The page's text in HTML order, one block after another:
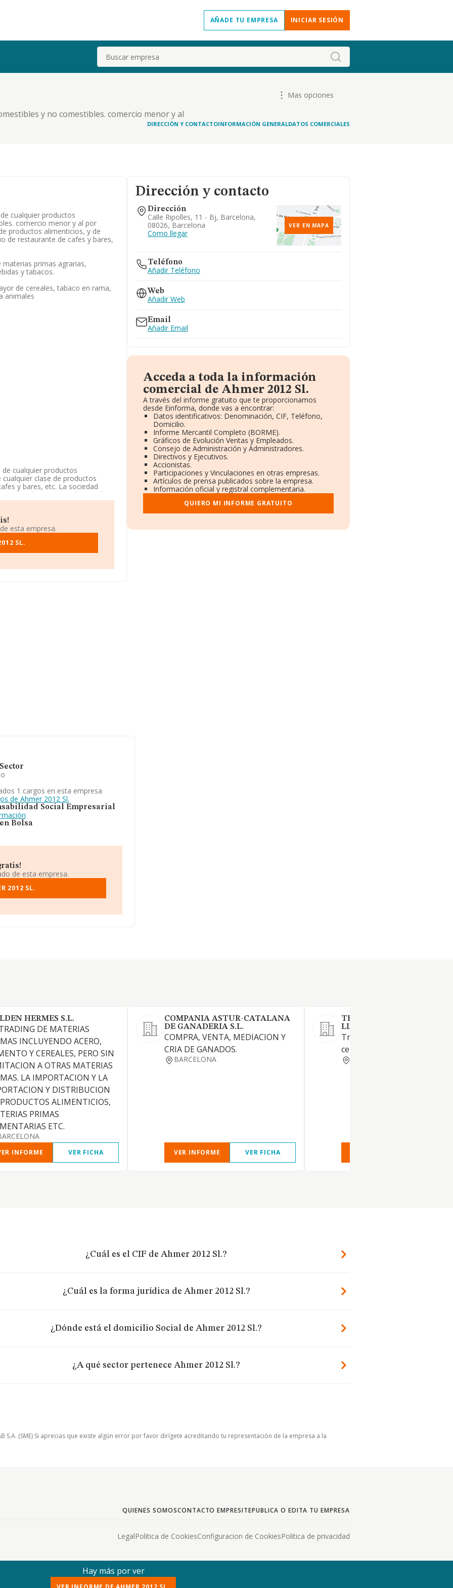
AÑADE TU EMPRESA INICIAR SESIÓN
Buscar
y no comestibles. comercio menor y al
y de bebidas en general, servicio de
Mas opciones
DIRECCIÓN Y CONTACTOINFORMACIÓN GENERALDATOS COMERCIALES
cualquier productos
comercio menor y al por
productos alimenticios, y de
de restaurante de cafes y bares,
primas agrarias,
y tabacos.
de cereales, tabaco en rama,
animales
cualquier productos
clase de productos
y bares, etc. La sociedad
al por mayor de cereales,
La empresa es
Ripolles núm. 11 Bj, (08026),
empresas, a nivel nacional la
con el fin de ampliar la
esta empresa.
SL.
Dirección y contacto
Dirección
Calle Ripolles, 11 - Bj, Barcelona,
08026, Barcelona
Como llegar
VER EN MAPA
Teléfono
Añadir Teléfono
Web
Añadir Web
Email
Añadir Email
Acceda a toda la información
comercial de Ahmer 2012 Sl.
A través del informe gratuito que te proporcionamos
desde Einforma, donde vas a encontrar:
Datos identificativos: Denominación, CIF, Teléfono,
Domicilio.
Informe Mercantil Completo (BORME).
Gráficos de Evolución Ventas y Empleados.
Consejo de Administración y Administradores.
Directivos y Ejecutivos.
Accionistas.
Participaciones y Vinculaciones en otras empresas.
Artículos de prensa publicados sobre la empresa.
Información oficial y registral complementaria.
QUIERO MI INFORME GRATUITO
1 cargos en esta empresa
de Ahmer 2012 Sl.
Social Empresarial
Bolsa
de esta empresa.
2012 SL.
HERMES S.L.
DE MATERIAS
INCLUYENDO ACERO,
Y CEREALES, PERO SIN
A OTRAS MATERIAS
LA IMPORTACION Y LA
Y DISTRIBUCION
ALIMENTICIOS,
PRIMAS
ETC.
INFORME VER FICHA
COMPANIA ASTUR-CATALANA
DE GANADERIA S.L.
COMPRA, VENTA, MEDIACION Y
CRIA DE GANADOS.
BARCELONA
VER INFORME VER FICHA
TRANSPORTS I CEREALS J
LLORACH SL
Transporte y compra-venta
cereales.
¿Cuál es el CIF de Ahmer 2012 Sl.?
¿Cuál es la forma jurídica de Ahmer 2012 Sl.?
¿Dónde está el domicilio Social de Ahmer 2012 Sl.?
¿A qué sector pertenece Ahmer 2012 Sl.?
(SME) Si aprecias que existe algún error por favor dirígete acreditando tu representación de la empresa a la
QUIENES SOMOSCONTACTO EMPRESITEPUBLICA O EDITA TU EMPRESA
LegalPolitica de CookiesConfiguracion de CookiesPolitica de privacidad
Hay más por ver